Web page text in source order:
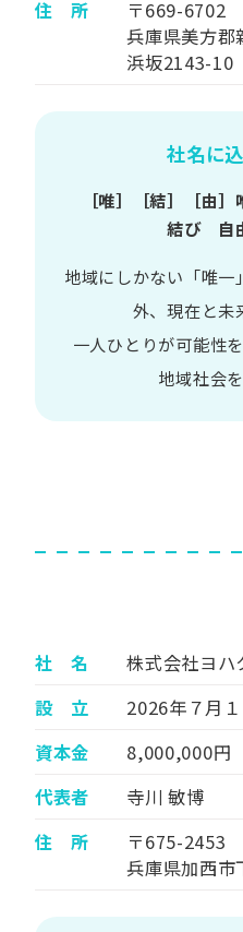
住 所
〒669-6702
兵庫県美方郡
浜坂2143-10
社名に
［唯］​［結］​［由］
結び 自
地域に​しかない​「唯一
外、​現在と​未
一人​ひとりが​可能性
地域社会
社 名
株式会社ヨハ
設 立
2026年７月
資本金
8,000,000円
代表者
寺川 敏博
住 所
〒675-2453
兵庫県加西